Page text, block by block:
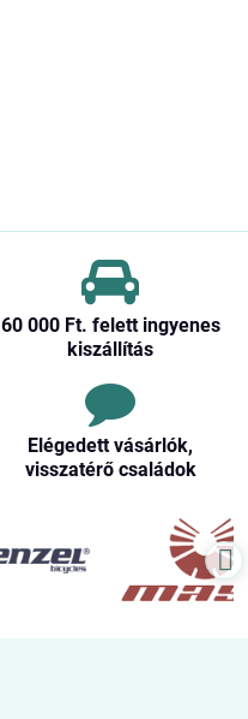
60 000 Ft​. felett ingyenes
kiszállítás
Elégedett vásárlók,
visszatérő családok